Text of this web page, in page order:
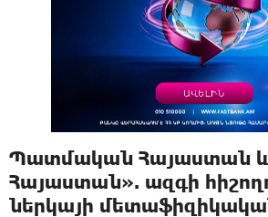
Պատմական Հայաստան
Հայաստան». ազգի
ներկայի